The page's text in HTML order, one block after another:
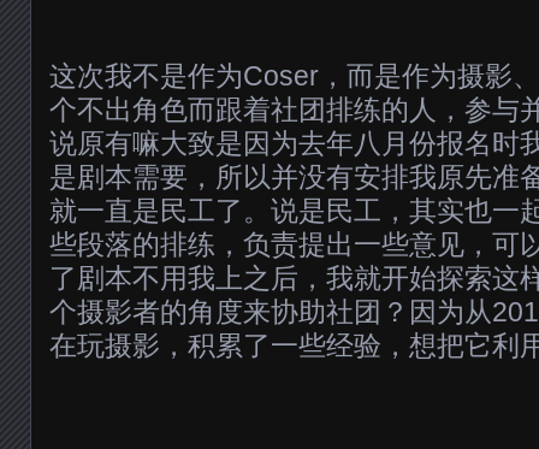
这次我不是作为Coser，而是作为摄影
个不出角色而跟着社团排练的人，参与
说原有嘛大致是因为去年八月份报名时
是剧本需要，所以并没有安排我原先准
就一直是民工了。说是民工，其实也一
些段落的排练，负责提出一些意见，可
了剧本不用我上之后，我就开始探索这
个摄影者的角度来协助社团？因为从
在玩摄影，积累了一些经验，想把它利